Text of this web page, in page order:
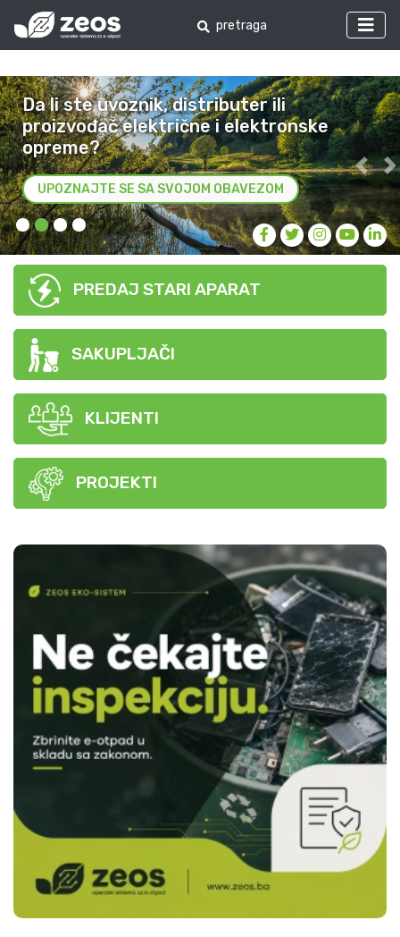
Da li ste uvoznik, distributer ili
proizvođač električne i elektronske
opreme?
UPOZNAJTE SE SA SVOJOM OBAVEZOM
PREDAJ STARI APARAT
SAKUPLJAČI
KLIJENTI
PROJEKTI